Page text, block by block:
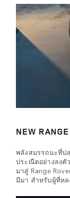
NEW
พลังสมรรถนะที่ป
ประณีตอย่างลงตั
มาสู่ Range
มีมา สำหรับผู้ที่ห